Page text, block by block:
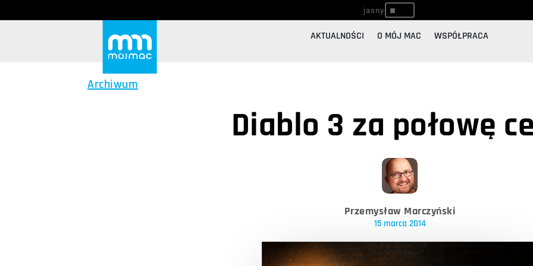
^
AKTUALNOŚCI O MÓJ MAC WSPÓŁPRACA
Archiwum
Diablo 3 za połowę
Przemysław Marczyński
15 marca 2014